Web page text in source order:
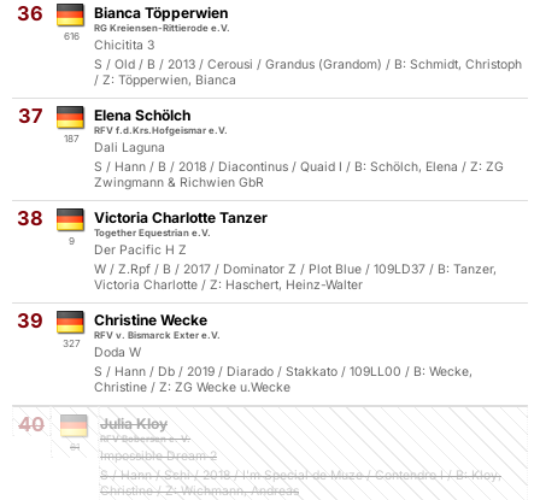
36
616
Bianca Töpperwien
RG Kreiensen-Rittierode e.V.
Chicitita 3
S / Old / B / 2013 / Cerousi / Grandus (Grandom) / B: Schmidt, Christoph
/ Z: Töpperwien, Bianca
37
187
Elena Schölch
RFV f.d.Krs.Hofgeismar e.V.
Dali Laguna
S / Hann / B / 2018 / Diacontinus / Quaid I / B: Schölch, Elena / Z: ZG
Zwingmann & Richwien GbR
38
9
Victoria Charlotte Tanzer
Together Equestrian e.V.
Der Pacific H Z
W / Z.Rpf / B / 2017 / Dominator Z / Plot Blue / 109LD37 / B: Tanzer,
Victoria Charlotte / Z: Haschert, Heinz-Walter
39
327
Christine Wecke
RFV v. Bismarck Exter e.V.
Doda W
S / Hann / Db / 2019 / Diarado / Stakkato / 109LL00 / B: Wecke,
Christine / Z: ZG Wecke u.Wecke
40
61
Julia Kloy
RFV Bobersen e. V.
Impossible Dream 2
S / Hann / Schi / 2018 / I'm Special de Muze / Contendro I / B: Kloy,
Christine / Z: Wichmann, Andreas